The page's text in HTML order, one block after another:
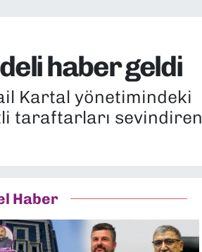
haber geldi
Kartal yönetimindeki
taraftarları sevindiren
Haber